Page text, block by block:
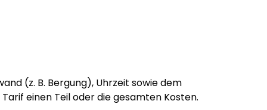
(z. B. Bergung), Uhrzeit sowie dem
einen Teil oder die gesamten Kosten.